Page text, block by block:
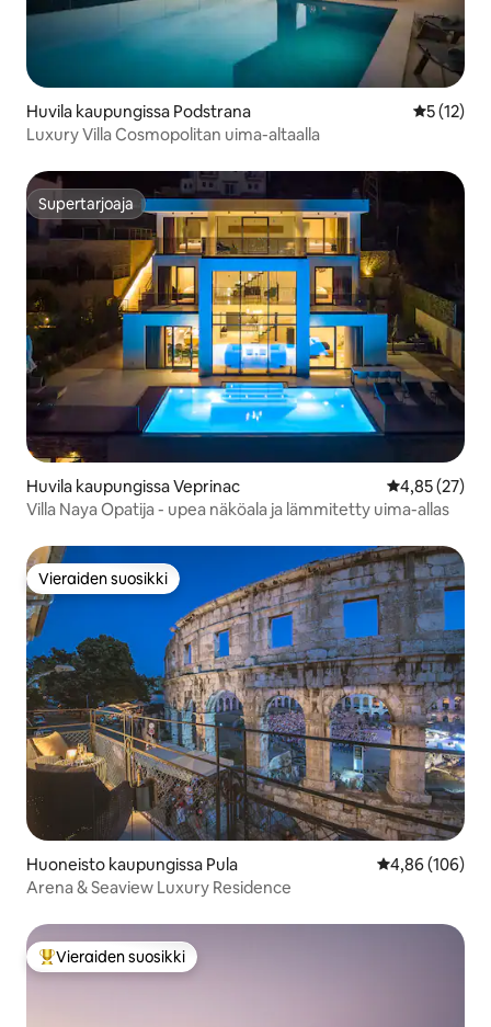
Huvila kaupungissa Podstrana
5 (12)
Luxury Villa Cosmopolitan uima-altaalla
Supertarjoaja
Supertarjoaja
Huvila kaupungissa Veprinac
4,85 (27)
Villa Naya Opatija - upea näköala ja lämmitetty uima-allas
Vieraiden suosikki
Vieraiden suosikki
Huoneisto kaupungissa Pula
4,86 (106)
Arena & Seaview Luxury Residence
Vieraiden suosikkien parhaimmistoa
Vieraiden suosikki